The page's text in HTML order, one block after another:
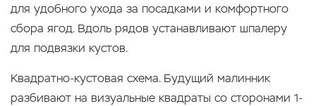
для удобного ухода за посадками и комфортного
сбора ягод. Вдоль рядов устанавливают шпалеру
для подвязки кустов.
Квадратно-кустовая схема. Будущий малинник
разбивают на визуальные квадраты со сторонами 1-